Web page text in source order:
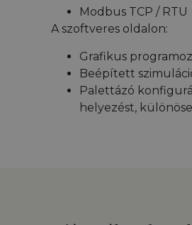
Modbus TCP / RTU
A szoftveres oldalon:
Grafikus
Beépített
Palettázó
helyezést,